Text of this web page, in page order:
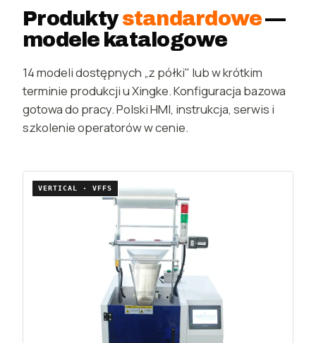
Produktystandardowe—
modele katalogowe
14 modeli dostępnych „z półki" lub w krótkim
terminie produkcji u Xingke. Konfiguracja bazowa
gotowa do pracy. Polski HMI, instrukcja, serwis i
szkolenie operatorów w cenie.
VERTICAL · VFFS